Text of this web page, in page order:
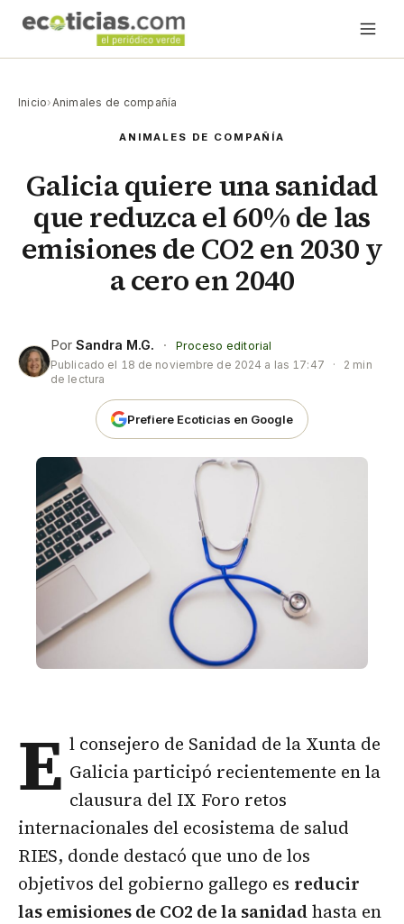
Inicio›Animales de compañía
ANIMALES DE COMPAÑÍA
Galicia quiere una sanidad
que reduzca el 60% de las
emisiones de CO2 en 2030 y
a cero en 2040
Por Sandra M.G. ·
Proceso editorial
Publicado el 18 de noviembre de 2024 a las 17:47 ·
2 min
de lectura
Prefiere Ecoticias en Google
E l consejero de Sanidad de la Xunta de
Galicia participó recientemente en la
clausura del IX Foro retos
internacionales del ecosistema de salud
RIES, donde destacó que uno de los
objetivos del gobierno gallego es reducir
las emisiones de CO2 de la sanidadhasta en